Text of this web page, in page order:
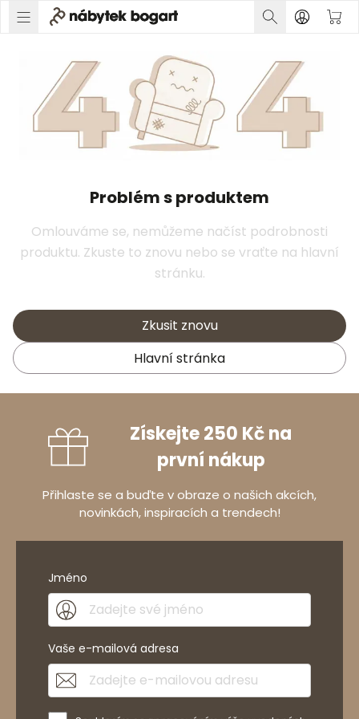
Problém s produktem
Omlouváme se, nemůžeme načíst podrobnosti
produktu. Zkuste to znovu nebo se vraťte na hlavní
stránku.
Zkusit znovu
Hlavní stránka
Získejte 250 Kč na
první nákup
Přihlaste se a buďte v obraze o našich akcích,
novinkách, inspiracích a trendech!
Jméno
Vaše e-mailová adresa